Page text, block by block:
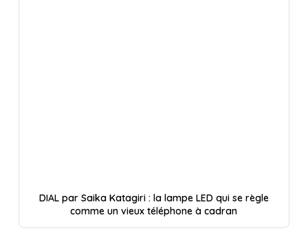
DIAL par Saika Katagiri : la lampe LED qui se règle
comme un vieux téléphone à cadran